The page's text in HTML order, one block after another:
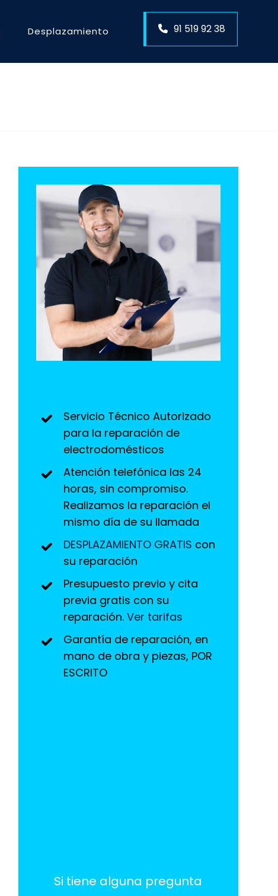
91 519 92 38
Desplazamiento
Servicio Técnico Autorizado
para la reparación de
electrodomésticos
Atención telefónica las 24
horas, sin compromiso.
Realizamos la reparación el
mismo día de su llamada
DESPLAZAMIENTO GRATIS con
su reparación
Presupuesto previo y cita
previa gratis con su
reparación. Ver tarifas
Garantía de reparación, en
mano de obra y piezas, POR
ESCRITO
Si tiene alguna pregunta